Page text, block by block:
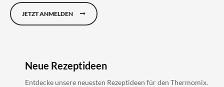
JETZT ANMELDEN
Neue Rezeptideen
Entdecke unsere neuesten Rezeptideen für den Thermomix.